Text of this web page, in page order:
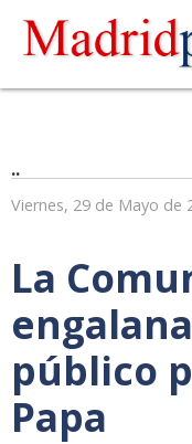
..
Viernes, 29 de Mayo de
La
público
Papa